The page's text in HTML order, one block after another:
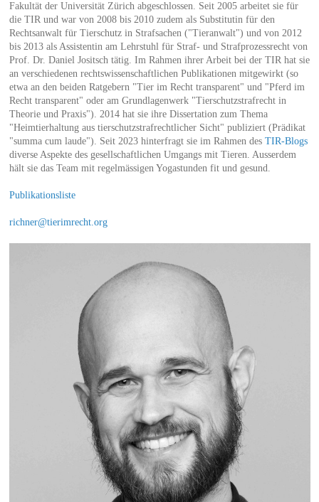
Fakultät der Universität Zürich abgeschlossen. Seit 2005 arbeitet sie für
die TIR und war von 2008 bis 2010 zudem als Substitutin für den
Rechtsanwalt für Tierschutz in Strafsachen ("Tieranwalt") und von 2012
bis 2013 als Assistentin am Lehrstuhl für Straf- und Strafprozessrecht von
Prof. Dr. Daniel Jositsch tätig. Im Rahmen ihrer Arbeit bei der TIR hat sie
an verschiedenen rechtswissenschaftlichen Publikationen mitgewirkt (so
etwa an den beiden Ratgebern "Tier im Recht transparent" und "Pferd im
Recht transparent" oder am Grundlagenwerk "Tierschutzstrafrecht in
Theorie und Praxis"). 2014 hat sie ihre Dissertation zum Thema
"Heimtierhaltung aus tierschutzstrafrechtlicher Sicht" publiziert (Prädikat
"summa cum laude"). Seit 2023 hinterfragt sie im Rahmen des TIR-Blogs
diverse Aspekte des gesellschaftlichen Umgangs mit Tieren. Ausserdem
hält sie das Team mit regelmässigen Yogastunden fit und gesund.
Publikationsliste
richner@tierimrecht.org